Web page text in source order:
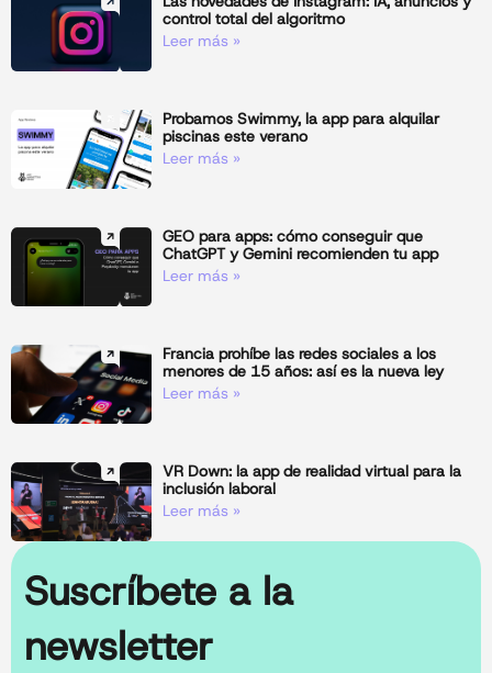
control total del algoritmo
Leer más »
Probamos Swimmy, la app para alquilar
piscinas este verano
Leer más »
GEO para apps: cómo conseguir que
ChatGPT y Gemini recomienden tu app
Leer más »
Francia prohíbe las redes sociales a los
menores de 15 años: así es la nueva ley
Leer más »
VR Down: la app de realidad virtual para la
inclusión laboral
Leer más »
Suscríbete a la
newsletter